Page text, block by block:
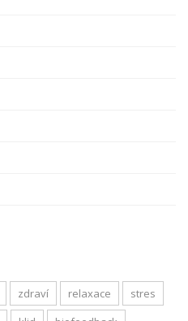
zdraví relaxace
stres